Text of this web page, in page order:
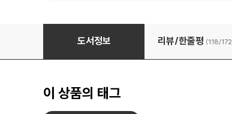
서부 전선 이상 없다 - 열린책들 세계문학 67
도서정보 리뷰/한줄평 (118/172
이 상품의 태그